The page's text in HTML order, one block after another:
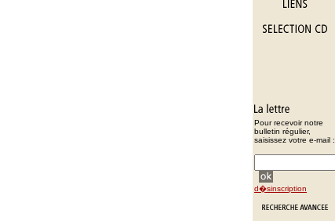
Pour recevoir notre
bulletin régulier,
saisissez votre e-mail :
d�sinscription